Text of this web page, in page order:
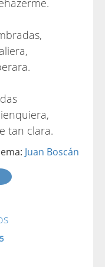
tan clara.
Juan Boscán